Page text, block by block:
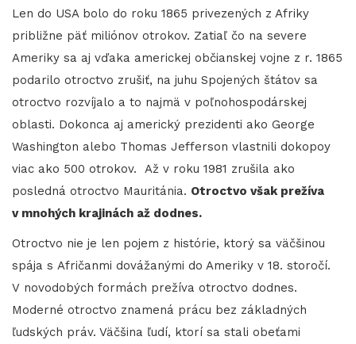
Len do USA bolo do roku 1865 privezených z Afriky
približne päť miliónov otrokov. Zatiaľ čo na severe
Ameriky sa aj vďaka americkej občianskej vojne z r. 1865
podarilo otroctvo zrušiť, na juhu Spojených štátov sa
otroctvo rozvíjalo a to najmä v poľnohospodárskej
oblasti. Dokonca aj americký prezidenti ako George
Washington alebo Thomas Jefferson vlastnili dokopoy
viac ako 500 otrokov. Až v roku 1981 zrušila ako
posledná otroctvo Mauritánia. Otroctvo však prežíva
v mnohých krajinách až dodnes.
Otroctvo nie je len pojem z histórie, ktorý sa väčšinou
spája s Afričanmi dovážanými do Ameriky v 18. storočí.
V novodobých formách prežíva otroctvo dodnes.
Moderné otroctvo znamená prácu bez základných
ľudských práv. Väčšina ľudí, ktorí sa stali obeťami